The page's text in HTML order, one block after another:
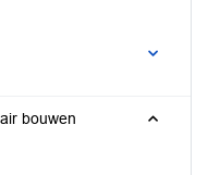
bouwen